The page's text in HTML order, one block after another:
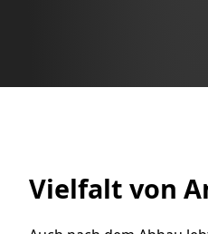
Vielfalt von